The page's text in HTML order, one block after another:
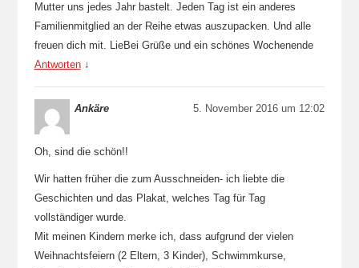
Mutter uns jedes Jahr bastelt. Jeden Tag ist ein anderes
Familienmitglied an der Reihe etwas auszupacken. Und alle
freuen dich mit. LieBei Grüße und ein schönes Wochenende
Antworten ↓
Ankäre 5. November 2016 um 12:02
Oh, sind die schön!!
Wir hatten früher die zum Ausschneiden- ich liebte die
Geschichten und das Plakat, welches Tag für Tag
vollständiger wurde.
Mit meinen Kindern merke ich, dass aufgrund der vielen
Weihnachtsfeiern (2 Eltern, 3 Kinder), Schwimmkurse,